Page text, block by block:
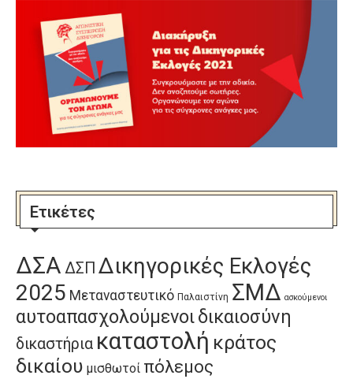
Ετικέτες
ΔΣΑ ΔΣΠ Δικηγορικές Εκλογές
2025 Μεταναστευτικό Παλαιστίνη ΣΜΔ ασκούμενοι
αυτοαπασχολούμενοιδικαιοσύνη
δικαστήρια καταστολή κράτος
δικαίου μισθωτοί πόλεμος